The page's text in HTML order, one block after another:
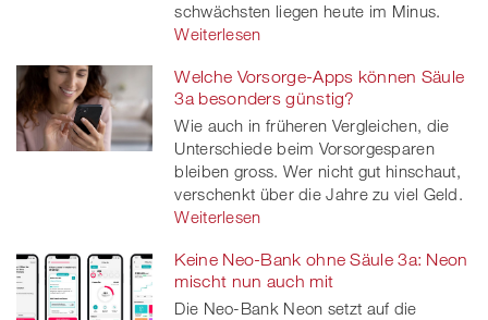
schwächsten liegen heute im Minus.
Weiterlesen
Welche Vorsorge-Apps können Säule
3a besonders günstig?
Wie auch in früheren Vergleichen, die
Unterschiede beim Vorsorgesparen
bleiben gross. Wer nicht gut hinschaut,
verschenkt über die Jahre zu viel Geld.
Weiterlesen
Keine Neo-Bank ohne Säule 3a: Neon
mischt nun auch mit
Die Neo-Bank Neon setzt auf die